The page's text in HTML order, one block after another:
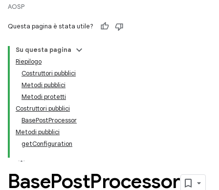
AOSP
Questa pagina è stata utile?
Su questa pagina
Riepilogo
Costruttori pubblici
Metodi pubblici
Metodi protetti
Costruttori pubblici
BasePostProcessor
Metodi pubblici
getConfiguration
BasePostProcessor